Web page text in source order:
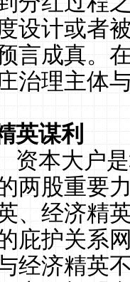
设计或者
言成真。
治理主体
英谋利
资本大户
两股重要
、经济精
庇护关系
经济精英